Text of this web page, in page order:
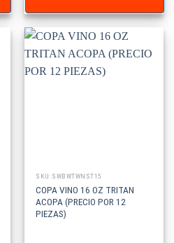
SKU: SWBWTWNST15
COPA VINO 16 OZ TRITAN
ACOPA (PRECIO POR 12
PIEZAS)